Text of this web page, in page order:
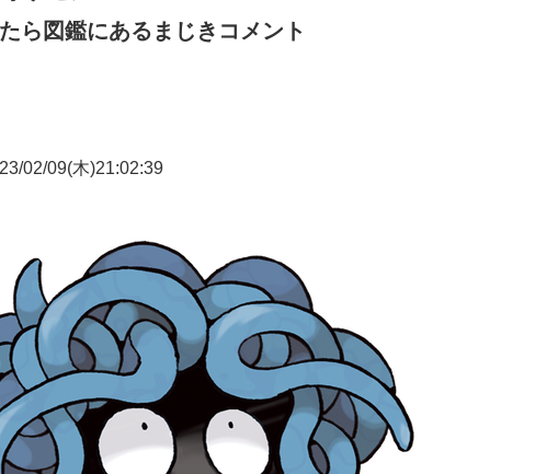
ら図鑑にあるまじきコメント
23/02/09(木)21:02:39